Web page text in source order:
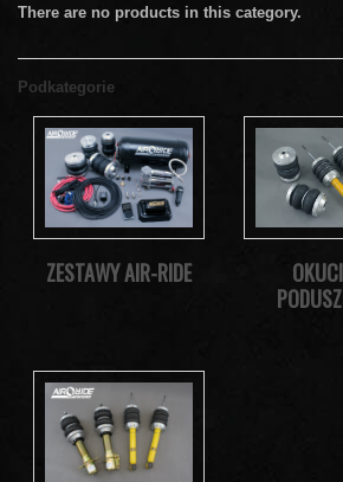
There are no products in this category.
Podkategorie
ZESTAWY AIR-RIDE